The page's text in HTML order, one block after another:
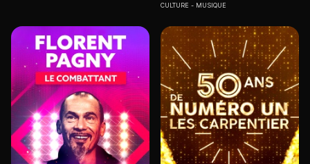
CULTURE MUSIQUE